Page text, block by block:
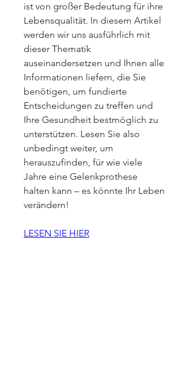
ist von großer Bedeutung für ihre
Lebensqualität. In diesem Artikel
werden wir uns ausführlich mit
dieser Thematik
auseinandersetzen und Ihnen alle
Informationen liefern, die Sie
benötigen, um fundierte
Entscheidungen zu treffen und
Ihre Gesundheit bestmöglich zu
unterstützen. Lesen Sie also
unbedingt weiter, um
herauszufinden, für wie viele
Jahre eine Gelenkprothese
halten kann – es könnte Ihr Leben
verändern!
LESEN SIE HIER